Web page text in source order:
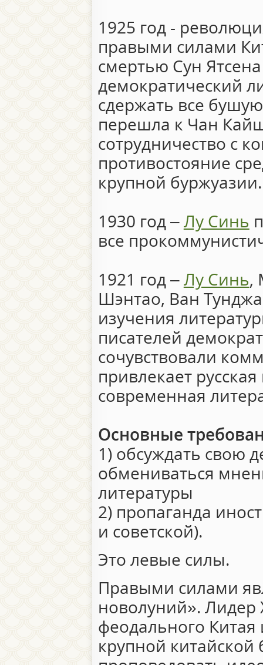
1925 год -
правыми силами
смертью Сун
демократический
сдержать все
перешла к Чан
сотрудничество с
противостояние
крупной буржуазии.
1930 год –Лу Синь
все
1921 год –Лу Синь,
Шэнтао, Ван
изучения
писателей
сочувствовали
привлекает
современная
Основные
1) обсуждать свою
обмениваться
литературы
2) пропаганда
и советской).
Это левые силы.
Правыми силами
новолуний».
феодального
крупной китайской